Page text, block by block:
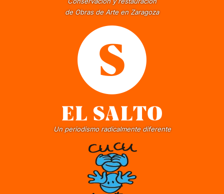
de Obras de Arte en Zaragoza
Un periodismo radicalmente diferente